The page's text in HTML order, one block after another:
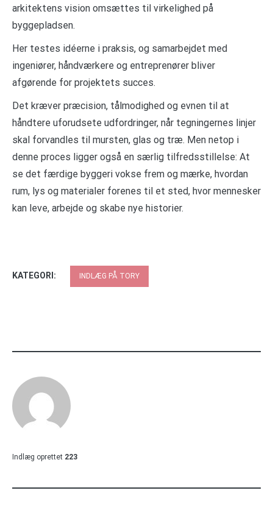
arkitektens vision omsættes til virkelighed på
byggepladsen.
Her testes idéerne i praksis, og samarbejdet med
ingeniører, håndværkere og entreprenører bliver
afgørende for projektets succes.
Det kræver præcision, tålmodighed og evnen til at
håndtere uforudsete udfordringer, når tegningernes linjer
skal forvandles til mursten, glas og træ. Men netop i
denne proces ligger også en særlig tilfredsstillelse: At
se det færdige byggeri vokse frem og mærke, hvordan
rum, lys og materialer forenes til et sted, hvor mennesker
kan leve, arbejde og skabe nye historier.
KATEGORI: INDLÆG PÅ TORY
Indlæg oprettet 223